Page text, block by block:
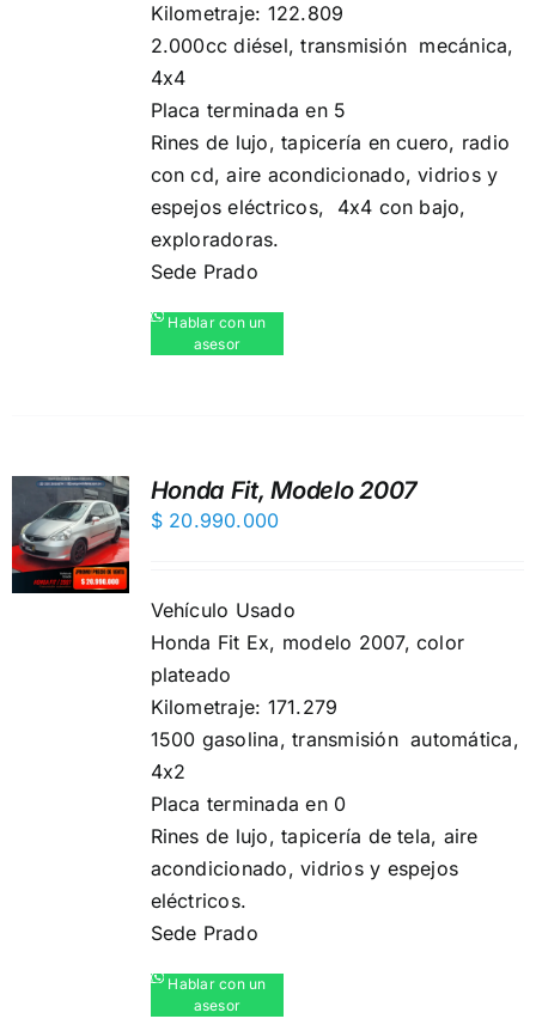
Kilometraje: 122.809
2.000cc diésel, transmisión mecánica,
4x4
Placa terminada en 5
Rines de lujo, ️tapicería en cuero, radio
con cd,️ aire acondicionado, vidrios y
espejos eléctricos,️ 4x4 con bajo,
exploradoras.
Sede Prado
Hablar con un
asesor
Honda Fit, Modelo 2007
$20.990.000
Vehículo Usado
Honda Fit Ex, modelo 2007, color
plateado
Kilometraje: 171.279
1500 gasolina, transmisión automática,
4x2
Placa terminada en 0
Rines de lujo, ️tapicería de tela, aire
acondicionado, vidrios y espejos
eléctricos.
Sede Prado
Hablar con un
asesor